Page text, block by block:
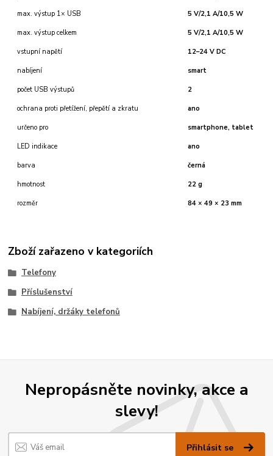
max. výstup 1× USB 5 V/2,1 A/10,5 W
max. výstup celkem 5 V/2,1 A/10,5 W
vstupní napětí 12–24 V DC
nabíjení smart
počet USB výstupů 2
ochrana proti přetížení, přepětí a zkratu ano
určeno pro smartphone, tablet
LED indikace ano
barva černá
hmotnost 22 g
rozměr 84 × 49 × 23 mm
Zboží zařazeno v kategoriích
Telefony
Příslušenství
Nabíjení, držáky telefonů
Nepropásněte novinky, akce a
slevy!
Přihlásit se